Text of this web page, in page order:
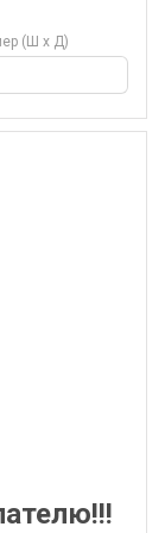
(Ш х Д)